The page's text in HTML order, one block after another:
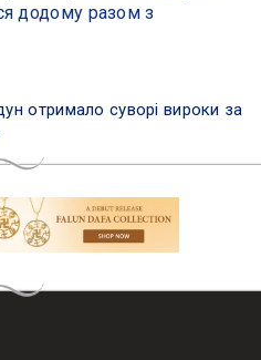
додому разом з
отримало суворі вироки за